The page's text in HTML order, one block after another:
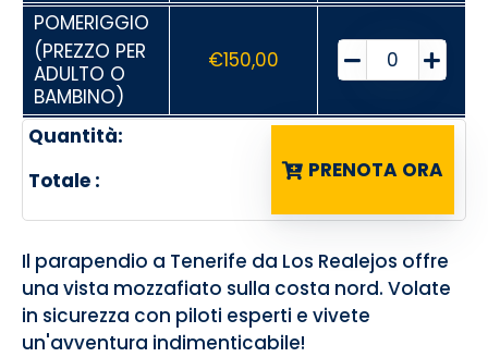
POMERIGGIO
(PREZZO PER
ADULTO O
BAMBINO)
€150,00
Quantità:
Totale :
PRENOTA ORA
Il parapendio a Tenerife da Los Realejos offre
una vista mozzafiato sulla costa nord. Volate
in sicurezza con piloti esperti e vivete
un'avventura indimenticabile!